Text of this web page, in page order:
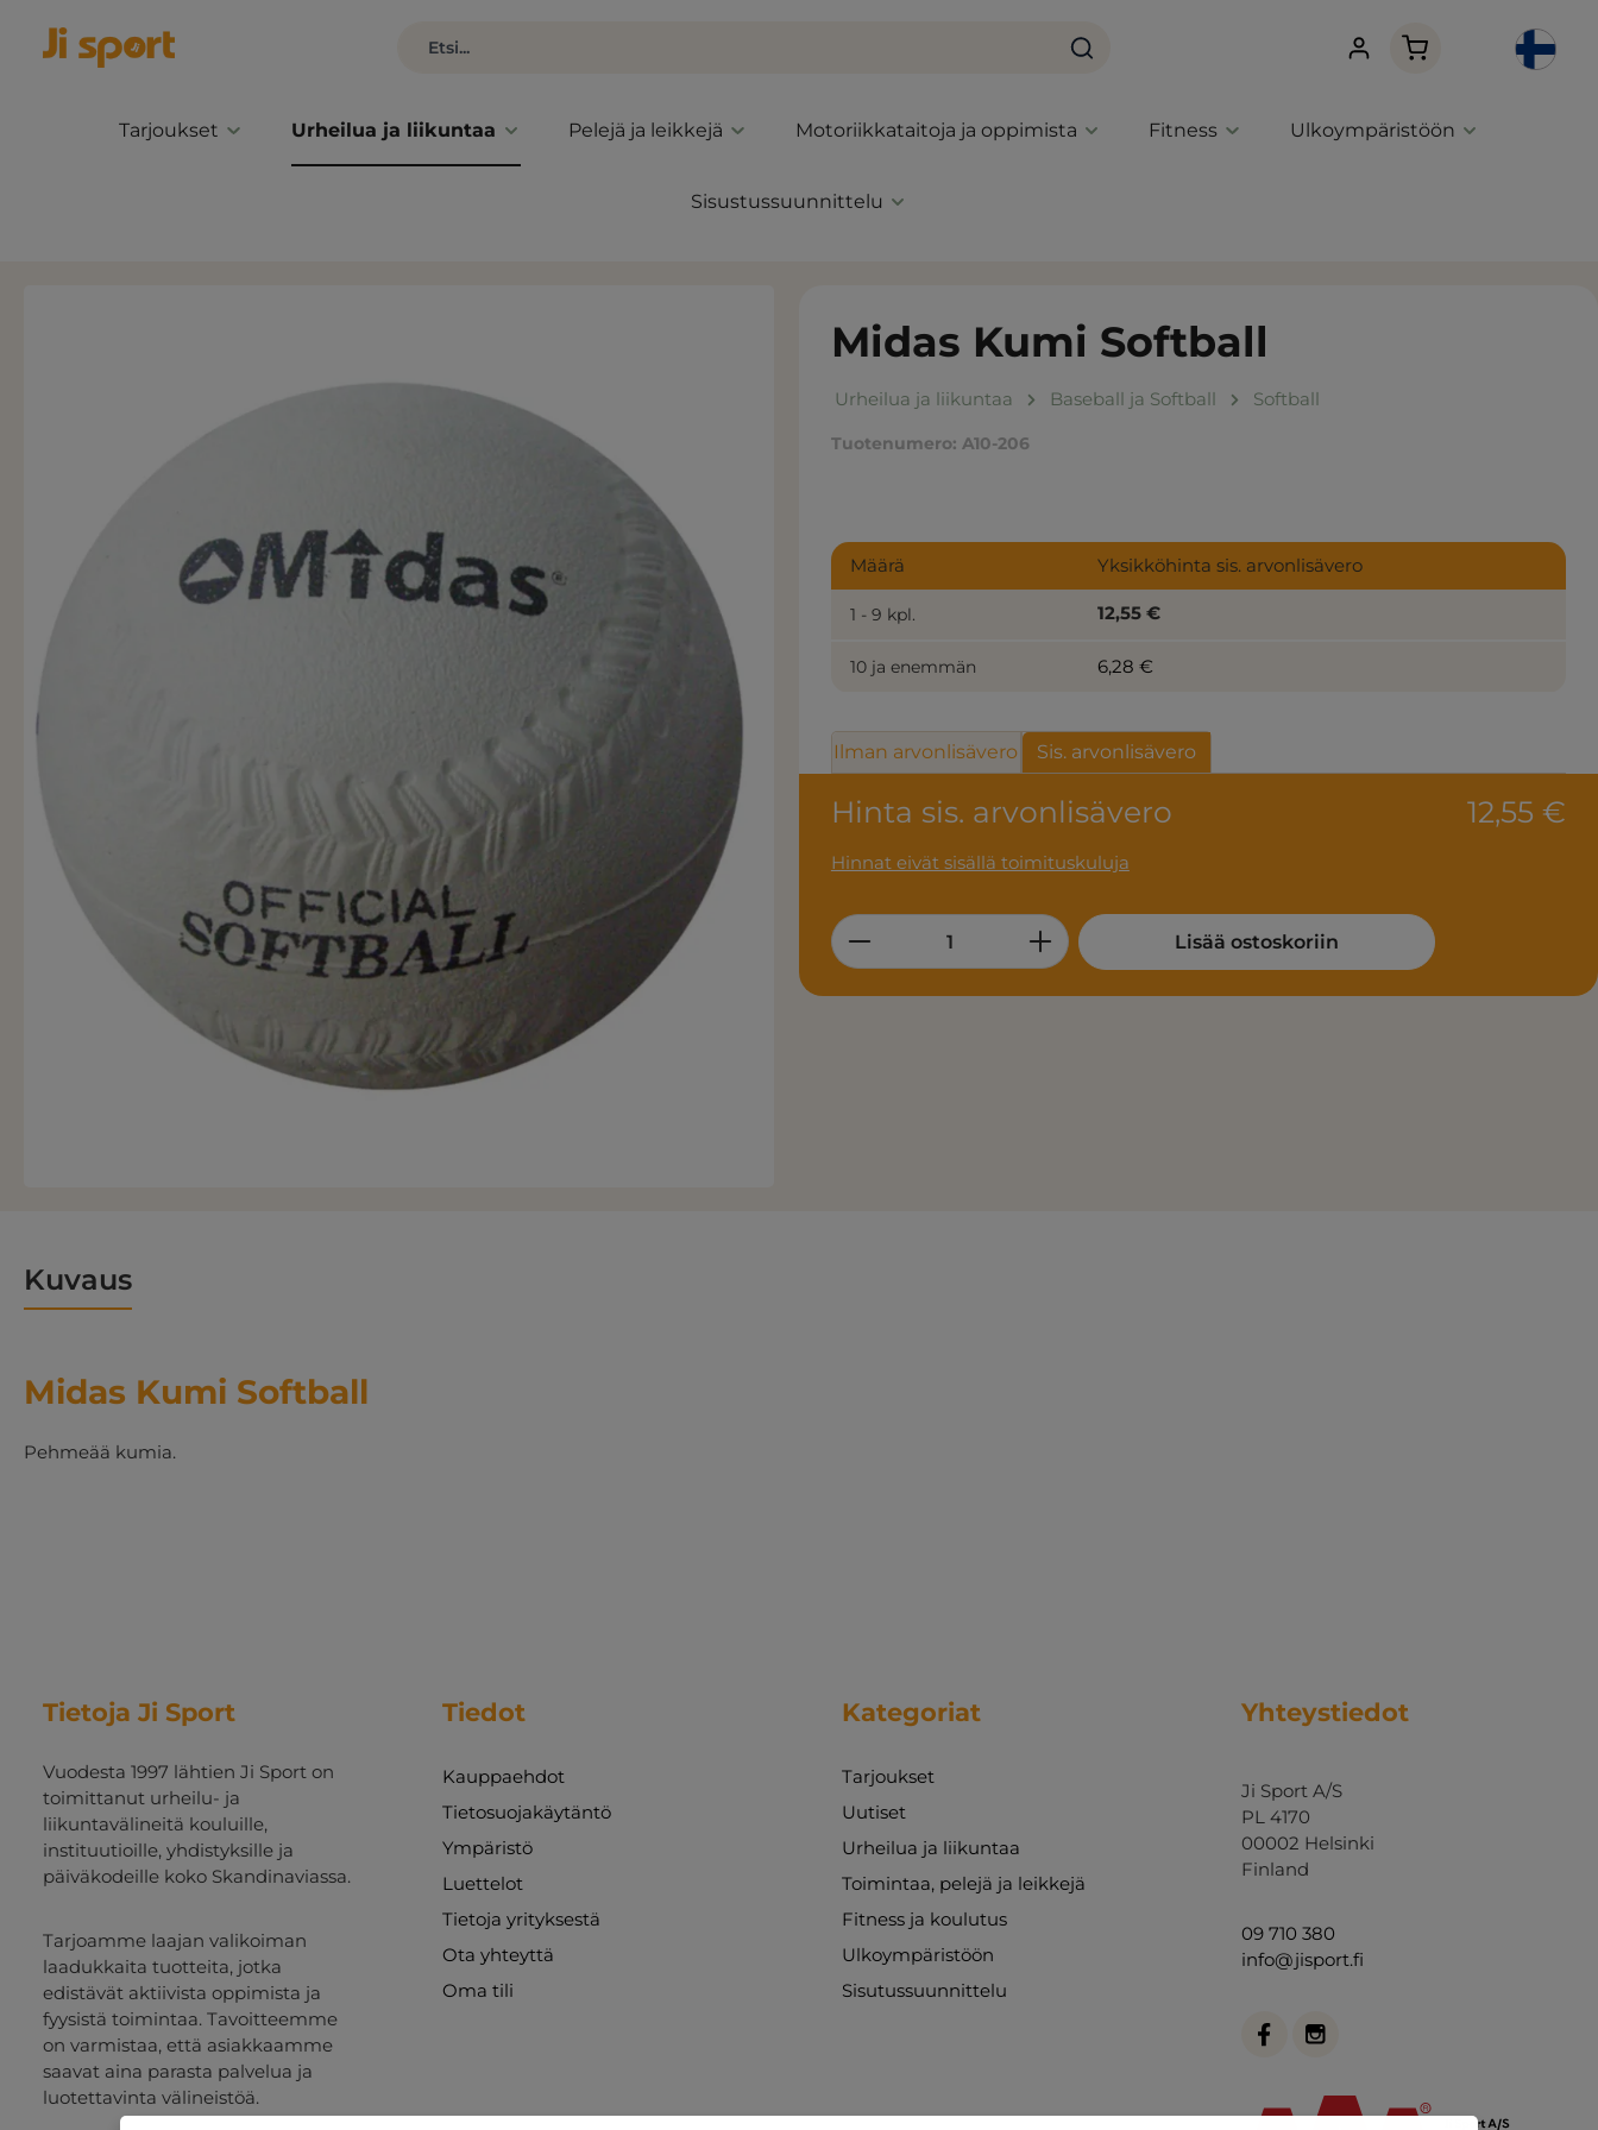
Ostoskori sisältää
Tarjoukset Urheilua ja liikuntaa Pelejä ja leikkejä Motoriikkataitoja ja oppimista Fitness Ulkoympäristöön
Sisustussuunnittelu
Midas Kumi Softball
Urheilua ja liikuntaa Baseball ja Softball Softball
Tuotenumero: A10-206
Hinta sis. arvonlisävero 12,55 €
Hinnat eivät sisällä toimituskuluja
Määrä Yksikköhinta sis. arvonlisävero
1 - 9 kpl. 12,55 €
10 ja enemmän 6,28 €
Ilman arvonlisävero Sis. arvonlisävero
Product Quantity: Enter the desired amount or use
Lisää ostoskoriin
Kuvaus
Midas Kumi Softball
Pehmeää kumia.
Tietoja Ji Sport
Vuodesta 1997 lähtien Ji Sport on
toimittanut urheilu- ja
liikuntavälineitä kouluille,
instituutioille, yhdistyksille ja
päiväkodeille koko Skandinaviassa.
Tarjoamme laajan valikoiman
laadukkaita tuotteita, jotka
edistävät aktiivista oppimista ja
fyysistä toimintaa. Tavoitteemme
on varmistaa, että asiakkaamme
saavat aina parasta palvelua ja
luotettavinta välineistöä.
Tiedot
Kauppaehdot
Tietosuojakäytäntö
Ympäristö
Luettelot
Tietoja yrityksestä
Ota yhteyttä
Oma tili
Kategoriat
Tarjoukset
Uutiset
Urheilua ja liikuntaa
Toimintaa, pelejä ja leikkejä
Fitness ja koulutus
Ulkoympäristöön
Sisutussuunnittelu
Yhteystiedot
Ji Sport A/S
PL 4170
00002 Helsinki
Finland
09 710 380
info@jisport.fi